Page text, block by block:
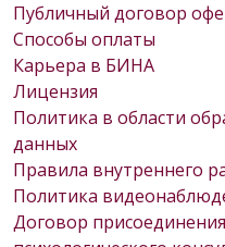
Публичный договор
Способы оплаты
Карьера в БИНА
Лицензия
Политика в области
данных
Правила внутреннего
Политика
Договор